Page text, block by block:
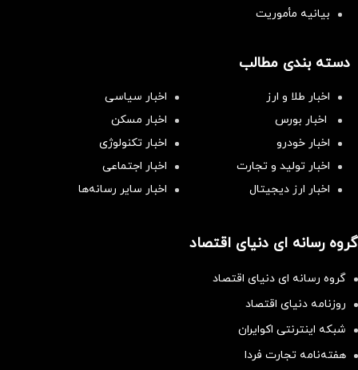
بیانیه مأموریت
دسته بندی مطالب
اخبار طلا و ارز
اخبار سیاسی
اخبار بورس
اخبار مسکن
اخبار خودرو
اخبار تکنولوژی
اخبار تولید و تجارت
اخبار اجتماعی
اخبار ارز دیجیتال
اخبار سایر رسانه‌‌ها
گروه رسانه ای دنیای اقتصاد
گروه رسانه ای دنیای اقتصاد
روزنامه دنیای اقتصاد
شبکه اینترنتی اکوایران
هفته‌نامه تجارت فردا